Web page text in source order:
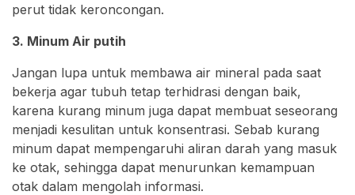
perut tidak keroncongan.
3. Minum Air putih
Jangan lupa untuk membawa air mineral pada saat
bekerja agar tubuh tetap terhidrasi dengan baik,
karena kurang minum juga dapat membuat seseorang
menjadi kesulitan untuk konsentrasi. Sebab kurang
minum dapat mempengaruhi aliran darah yang masuk
ke otak, sehingga dapat menurunkan kemampuan
otak dalam mengolah informasi.